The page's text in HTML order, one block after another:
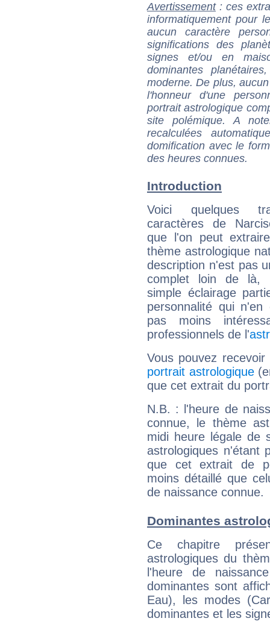
Avertissement: ces
informatiquement pour
aucun caractère
significations des
signes et/ou en
dominantes
moderne. De plus,
l'honneur d'une
portrait astrologique
site polémique. A
recalculées
domification avec le
des heures connues.
Introduction
Voici quelques
caractères de
que l'on peut
thème astrologique
description n'est pas
complet loin de là,
simple éclairage
personnalité qui n'en
pas moins
professionnels de l'
Vous pouvez
portrait astrologique
que cet extrait du
N.B. : l'heure de
connue, le thème
midi heure légale de
astrologiques n'étant
que cet extrait de
moins détaillé que
de naissance connue.
Dominantes
Ce chapitre
astrologiques du
l'heure de
dominantes sont
Eau), les modes
dominantes et les